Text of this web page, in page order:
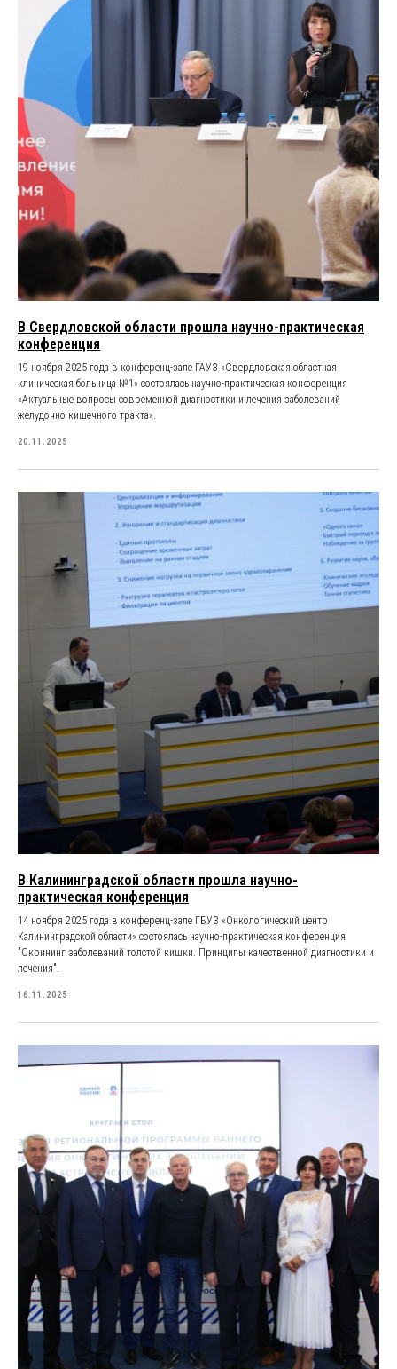
В Свердловской области прошла научно-практическая
конференция
19 ноября 2025 года в конференц-зале ГАУЗ «Свердловская областная
клиническая больница №1» состоялась научно-практическая конференция
«Актуальные вопросы современной диагностики и лечения заболеваний
желудочно-кишечного тракта».
20.11.2025
В Калининградской области прошла научно-
практическая конференция
14 ноября 2025 года в конференц-зале ГБУЗ «Онкологический центр
Калининградской области» состоялась научно-практическая конференция
"Скрининг заболеваний толстой кишки. Принципы качественной диагностики и
лечения".
16.11.2025